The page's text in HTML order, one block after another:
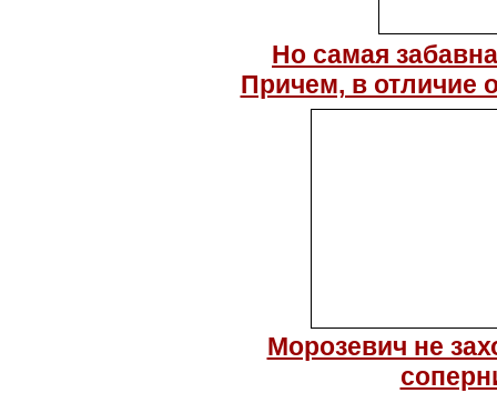
Но самая
Причем, в отличие
Морозевич не